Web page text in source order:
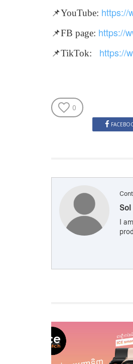
📌YouTube: https://
📌FB page: https://
📌TikTok: https://
0
I